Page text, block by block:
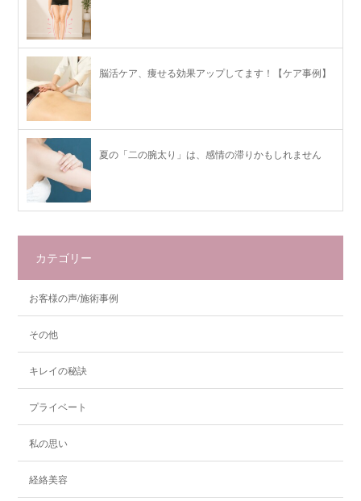
脳活ケア、痩せる効果アップしてます！【ケア事例】
夏の「二の腕太り」は、感情の滞りかもしれません
カテゴリー
お客様の声/施術事例
その他
キレイの秘訣
プライベート
私の思い
経絡美容